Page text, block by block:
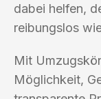
dabei helfen,
reibungslos
Mit
Möglichkeit,